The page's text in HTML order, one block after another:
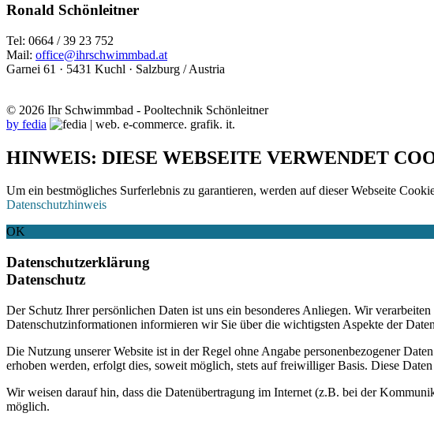
Ronald Schönleitner
Tel: 0664 / 39 23 752
Mail: office@ihrschwimmbad.at
Garnei 61 · 5431 Kuchl · Salzburg / Austria
© 2026 Ihr Schwimmbad - Pooltechnik Schönleitner
by fedia
HINWEIS: DIESE WEBSEITE VERWENDET
Um ein bestmögliches Surferlebnis zu garantieren, werden auf dieser Webseite
Datenschutzhinweis
OK
Datenschutzerklärung
Datenschutz
Der Schutz Ihrer persönlichen Daten ist uns ein besonderes Anliegen. Wir
Datenschutzinformationen informieren wir Sie über die wichtigsten Aspekte der
Die Nutzung unserer Website ist in der Regel ohne Angabe personenbezogener
erhoben werden, erfolgt dies, soweit möglich, stets auf freiwilliger Basis. Diese
Wir weisen darauf hin, dass die Datenübertragung im Internet (z.B. bei der
möglich.